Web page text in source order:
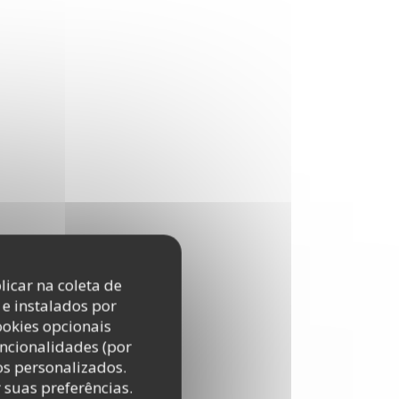
na coleta de
instalados por
opcionais
(por
personalizados.
preferências.